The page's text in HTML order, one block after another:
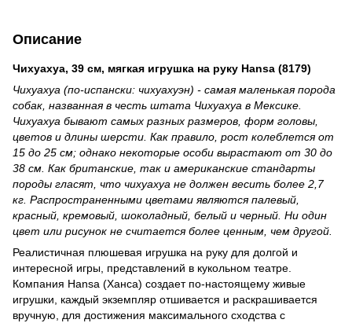
Описание
Чихуахуа, 39 см, мягкая игрушка на руку Hansa (8179)
Чихуахуа (по-испански: чихуахуэн) - самая маленькая порода
собак, названная в честь штата Чихуахуа в Мексике.
Чихуахуа бывают самых разных размеров, форм головы,
цветов и длины шерсти. Как правило, рост колеблется от
15 до 25 см; однако некоторые особи вырастают от 30 до
38 см. Как британские, так и американские стандарты
породы гласят, что чихуахуа не должен весить более 2,7
кг. Распространенными цветами являются палевый,
красный, кремовый, шоколадный, белый и черный. Ни один
цвет или рисунок не считается более ценным, чем другой.
Реалистичная плюшевая игрушка на руку для долгой и
интересной игры, представлений в кукольном театре.
Компания Hansa (Ханса) создает по-настоящему живые
игрушки, каждый экземпляр отшивается и раскрашивается
вручную, для достижения максимального сходства с